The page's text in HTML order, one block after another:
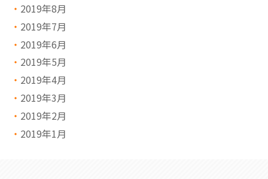
2019年8月
2019年7月
2019年6月
2019年5月
2019年4月
2019年3月
2019年2月
2019年1月